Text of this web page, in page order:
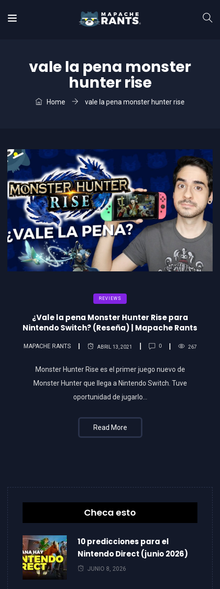
vale la pena monster
hunter rise
Home vale la pena monster hunter rise
REVIEWS
¿Vale la pena Monster Hunter Rise para
Nintendo Switch? (Reseña) | Mapache Rants
MAPACHE RANTS ABRIL 13, 2021 0 267
Monster Hunter Rise es el primer juego nuevo de
Monster Hunter que llega a Nintendo Switch. Tuve
oportunidad de jugarlo…
Read More
Checa esto
10 predicciones para el
Nintendo Direct (junio 2026)
JUNIO 8, 2026